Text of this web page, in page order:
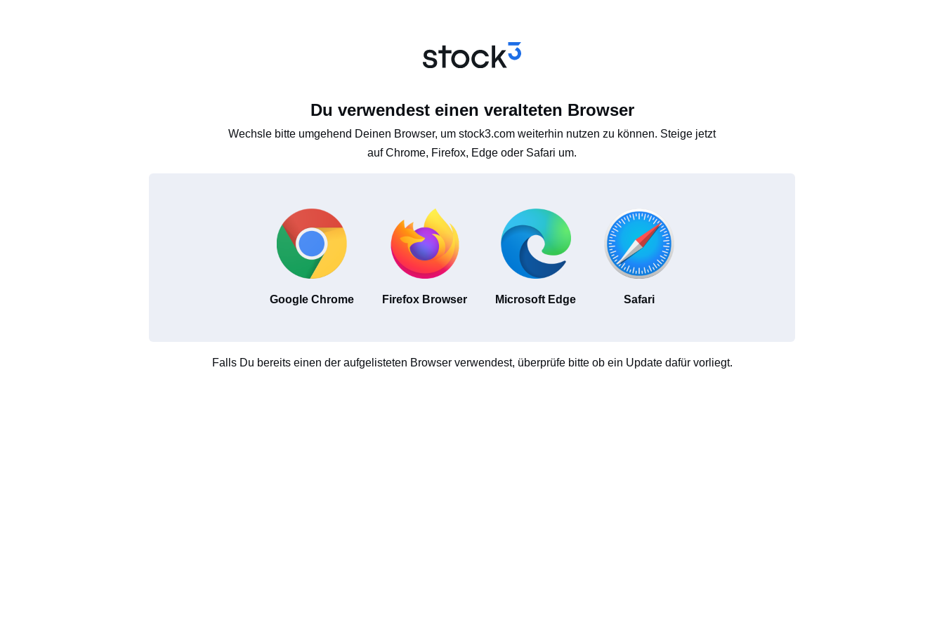
Du verwendest einen veralteten Browser
Wechsle bitte umgehend Deinen Browser, um stock3.com weiterhin nutzen zu können. Steige jetzt
auf Chrome, Firefox, Edge oder Safari um.
Google Chrome Firefox Browser Microsoft Edge Safari
Falls Du bereits einen der aufgelisteten Browser verwendest, überprüfe bitte ob ein Update dafür vorliegt.